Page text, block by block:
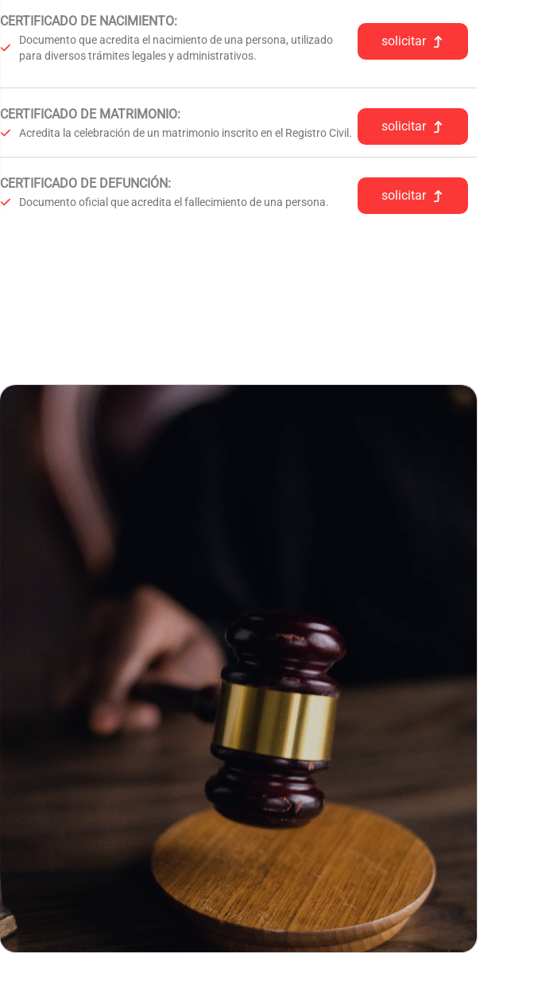
CERTIFICADO DE NACIMIENTO:
Documento que acredita el nacimiento de una persona, utilizado
para diversos trámites legales y administrativos.
solicitar
CERTIFICADO DE MATRIMONIO:
Acredita la celebración de un matrimonio inscrito en el Registro Civil. solicitar
CERTIFICADO DE DEFUNCIÓN:
Documento oficial que acredita el fallecimiento de una persona. solicitar